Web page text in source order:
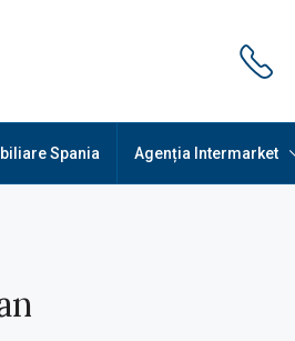
Spania Agenția Intermarket